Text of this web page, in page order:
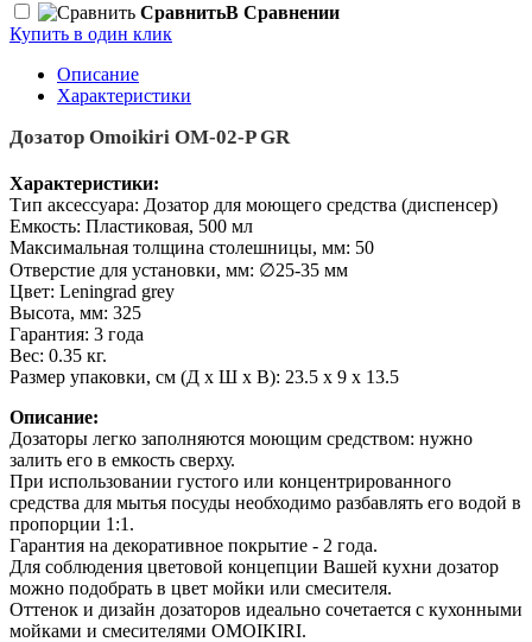
СравнитьВ Сравнении
Купить в один клик
Описание
Характеристики
Дозатор Omoikiri OM-02-P GR
Характеристики:
Тип аксессуара: Дозатор для моющего средства (диспенсер)
Емкость: Пластиковая, 500 мл
Максимальная толщина столешницы, мм: 50
Отверстие для установки, мм: ∅25-35 мм
Цвет: Leningrad grey
Высота, мм: 325
Гарантия: 3 года
Вес: 0.35 кг.
Размер упаковки, см (Д х Ш х В): 23.5 х 9 х 13.5
Описание:
Дозаторы легко заполняются моющим средством: нужно
залить его в емкость сверху.
При использовании густого или концентрированного
средства для мытья посуды необходимо разбавлять его водой в
пропорции 1:1.
Гарантия на декоративное покрытие - 2 года.
Для соблюдения цветовой концепции Вашей кухни дозатор
можно подобрать в цвет мойки или смесителя.
Оттенок и дизайн дозаторов идеально сочетается с кухонными
мойками и смесителями OMOIKIRI.